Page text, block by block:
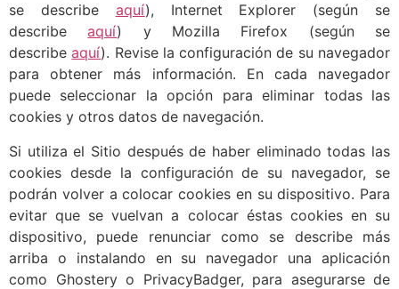
se describe aquí), Internet Explorer (según se
describeaquí) y Mozilla Firefox (según se
describeaquí). Revise la configuración de su navegador
para obtener más información. En cada navegador
puede seleccionar la opción para eliminar todas las
cookies y otros datos de navegación.
Si utiliza el Sitio después de haber eliminado todas las
cookies desde la configuración de su navegador, se
podrán volver a colocar cookies en su dispositivo. Para
evitar que se vuelvan a colocar éstas cookies en su
dispositivo, puede renunciar como se describe más
arriba o instalando en su navegador una aplicación
como Ghostery o PrivacyBadger, para asegurarse de